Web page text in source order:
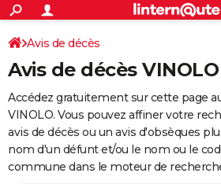
ACTUALITÉS
Politique
Société
Faits Divers
Education
Monde
Villes
+
SPORT
Coupe du monde 2026
Football
Tennis
Cyclisme
Rugby
Forum
Programme TV
TNT
Streaming
Cinéma
Sorties cinéma
Musique
+
FINANCE
Retraite
Epargne
Immobilier
Risques naturels par ville
Banque
Assurance
AUTO
Essais
Réserver un essai
Citadines
Berlines
SUV
Forum auto
+
Avis de décès
Avis de décès VINOLO
Accédez gratuitement sur cette page
VINOLO. Vous pouvez affiner votre
avis de décès ou un avis d'obsèques
nom d'un défunt et/ou le nom ou le
commune dans le moteur de